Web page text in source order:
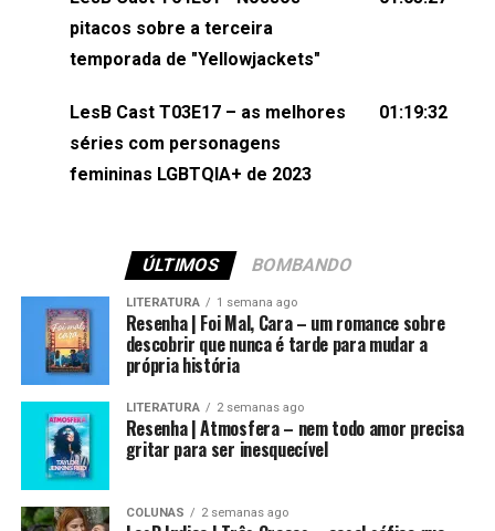
(⁠⁠⁠⁠@brunarfentanes⁠⁠⁠⁠) e Pollyelly FlorêncioEdição de
Naiady Machado
pitacos sobre a terceira
temporada de "Yellowjackets"
LesB Cast T03E17 – as melhores
séries com personagens
femininas LGBTQIA+ de 2023
01:19:32
ÚLTIMOS BOMBANDO
LITERATURA 1 semana ago
Resenha | Foi Mal, Cara – um romance sobre
descobrir que nunca é tarde para mudar a
própria história
LITERATURA 2 semanas ago
Resenha | Atmosfera – nem todo amor precisa
gritar para ser inesquecível
COLUNAS 2 semanas ago